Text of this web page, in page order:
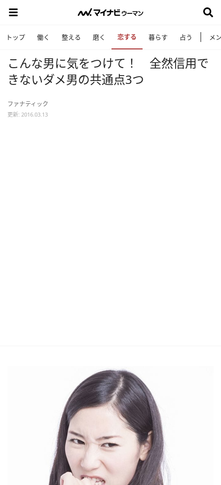
トップ 働く 整える 磨く 恋する 暮らす 占う メ
こんな男に気をつけて！ 全然信用で
きないダメ男の共通点3つ
ファナティック
更新: 2016.03.13